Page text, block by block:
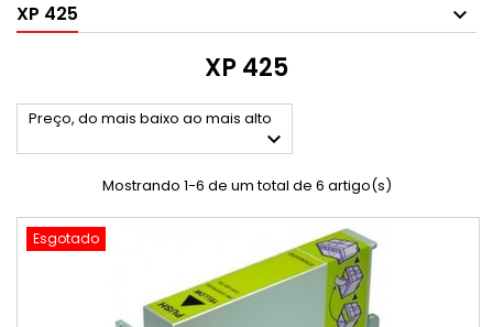
XP 425
XP 425
Preço, do mais baixo ao mais alto

Mostrando 1-6 de um total de 6 artigo(s)
Esgotado